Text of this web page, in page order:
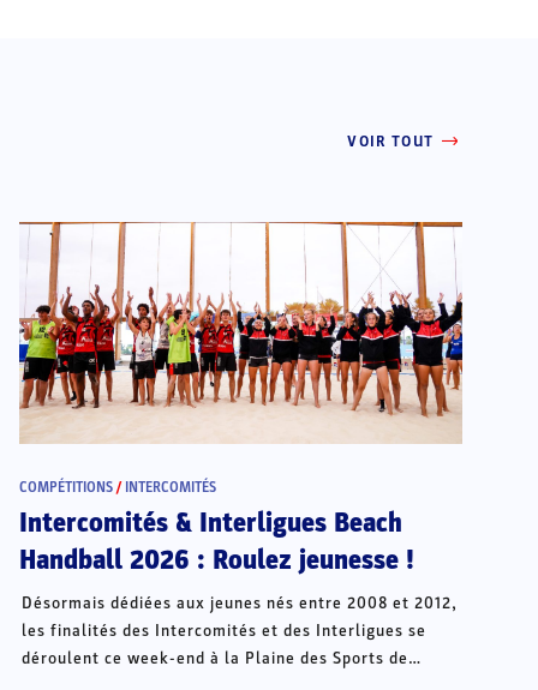
VOIR TOUT
COMPÉTITIONS / INTERCOMITÉS
Intercomités & Interligues Beach
Handball 2026 : Roulez jeunesse !
Désormais dédiées aux jeunes nés entre 2008 et 2012,
les finalités des Intercomités et des Interligues se
déroulent ce week-end à la Plaine des Sports de